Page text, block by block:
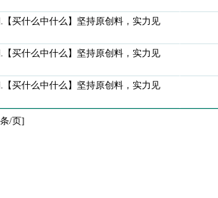
【买什么中什么】坚持原创料，实力见
【买什么中什么】坚持原创料，实力见
【买什么中什么】坚持原创料，实力见
/页]